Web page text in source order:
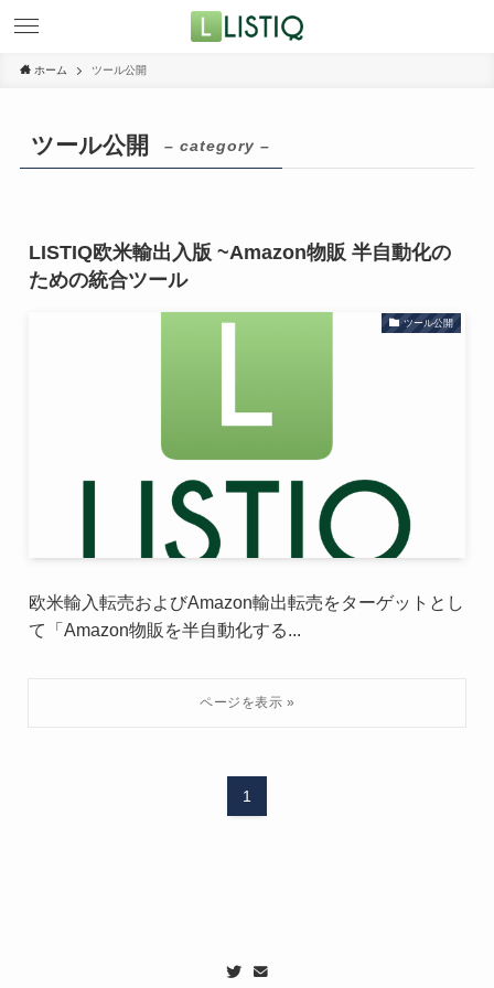
ホーム ツール公開
ツール公開 – category –
LISTIQ欧米輸出入版 ~Amazon物販 半自動化の
ための統合ツール
ツール公開
欧米輸入転売およびAmazon輸出転売をターゲットとし
て「Amazon物販を半自動化する...
1